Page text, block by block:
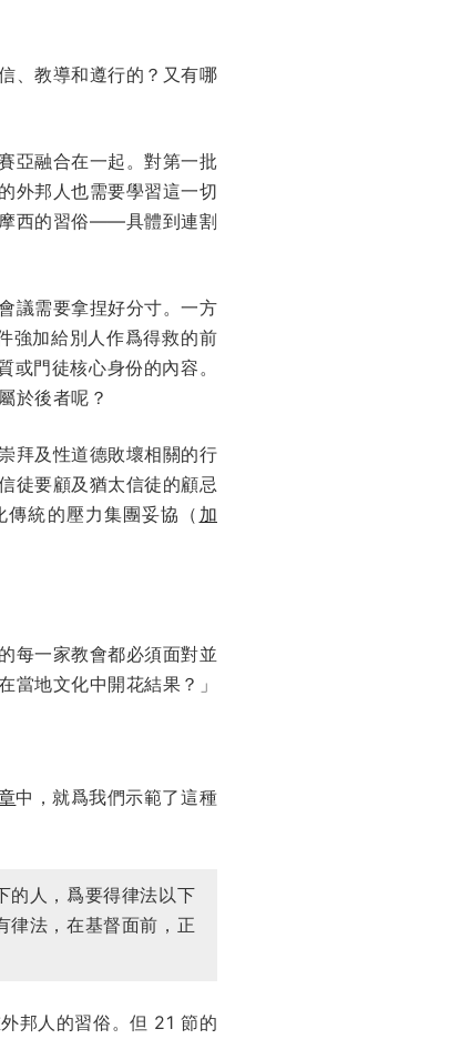
、教導和遵行的？又有哪
亞融合在一起。對第一批
外邦人也需要學習這一切
摩西的習俗——具體到連割
議需要拿捏好分寸。一方
強加給別人作爲得救的前
門徒核心身份的內容。
於後者呢？
拜及性道德敗壞相關的行
徒要顧及猶太信徒的顧忌
統的壓力集團妥協（ 加
每一家教會都必須面對並
地文化中開花結果？」
中，就爲我們示範了這種
的人，爲要得律法以下
律法，在基督面前，正
邦人的習俗。但 21 節的